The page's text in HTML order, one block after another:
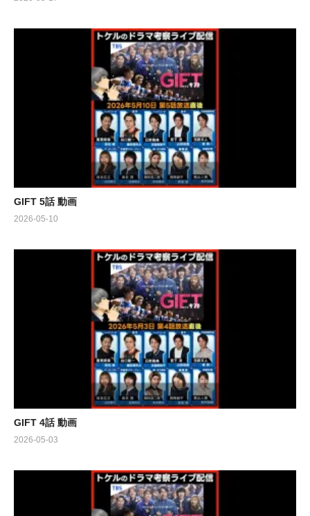
GIFT 5話 動画
2026-05-10
GIFT 4話 動画
2026-05-03